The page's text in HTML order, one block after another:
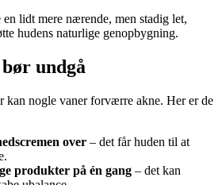
lidt mere nærende, men stadig let,
hudens naturlige genopbygning.
undgå
kan nogle vaner forværre akne. Her er de
over – det får huden til at
produkter på én gang – det kan